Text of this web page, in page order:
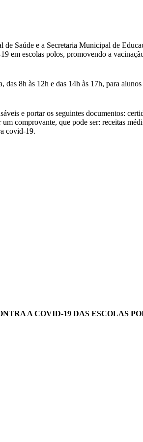
Saúde e a Secretaria Municipal de
em escolas polos, promovendo a
8h às 12h e das 14h às 17h, para
e portar os seguintes documentos:
comprovante, que pode ser: receitas
covid-19.
A COVID-19 DAS ESCOLAS